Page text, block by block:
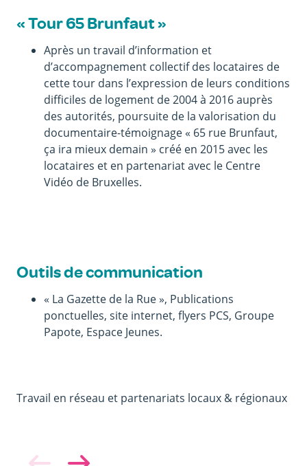
« Tour 65 Brunfaut »
Après un travail d’information et
d’accompagnement collectif des locataires de
cette tour dans l’expression de leurs conditions
difficiles de logement de 2004 à 2016 auprès
des autorités, poursuite de la valorisation du
documentaire-témoignage « 65 rue Brunfaut,
ça ira mieux demain » créé en 2015 avec les
locataires et en partenariat avec le Centre
Vidéo de Bruxelles.
Outils de communication
« La Gazette de la Rue », Publications
ponctuelles, site internet, flyers PCS, Groupe
Papote, Espace Jeunes.
Travail en réseau et partenariats locaux & régionaux